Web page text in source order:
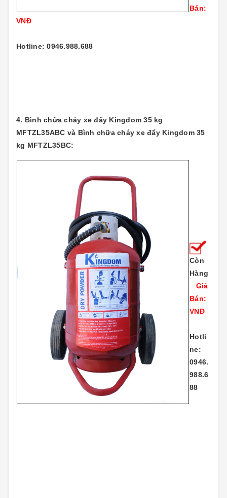
Bán:
VNĐ
Hotline: 0946.988.688
4. Bình chữa cháy xe đẩy Kingdom 35 kg
MFTZL35ABC và Bình chữa cháy xe đẩy Kingdom 35
kg MFTZL35BC:
Còn
Hàng
Giá
Bán:
VNĐ
Hotli
ne:
0946.
988.6
88